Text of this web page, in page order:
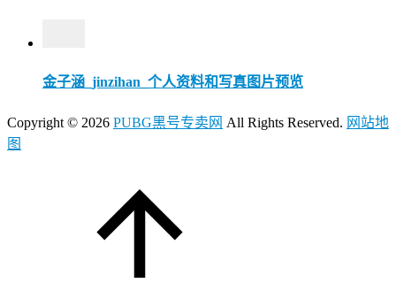
金子涵_jinzihan_个人资料和写真图片预览
Copyright © 2026 PUBG黑号专卖网 All Rights Reserved. 网站地
图